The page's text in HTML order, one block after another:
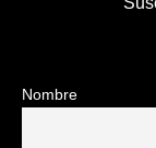
Nombre